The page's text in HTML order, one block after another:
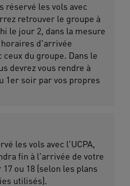
réservé les vols avec
retrouver le groupe à
le jour 2, dans la mesure
horaires d'arrivée
du groupe. Dans le
devrez vous rendre à
1er soir par vos propres
les vols avec l'UCPA,
fin à l'arrivée de votre
ou 18 (selon les plans
utilisés).